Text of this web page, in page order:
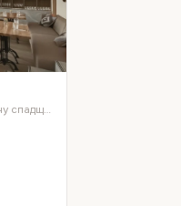
Представляємо багату гастрономічну спадщину України! Меню ресторану пропонує широкий вибір вишуканих страв, неповторний смак яких поєднує у собі вікові кулінарн…